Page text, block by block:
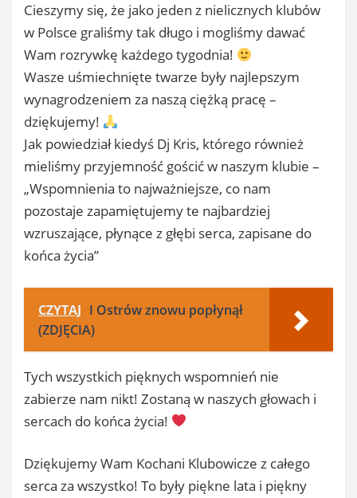
Cieszymy się, że jako jeden z nielicznych klubów
w Polsce graliśmy tak długo i mogliśmy dawać
Wam rozrywkę każdego tygodnia!
Wasze uśmiechnięte twarze były najlepszym
wynagrodzeniem za naszą ciężką pracę –
dziękujemy!
Jak powiedział kiedyś Dj Kris, którego również
mieliśmy przyjemność gościć w naszym klubie –
„Wspomnienia to najważniejsze, co nam
pozostaje zapamiętujemy te najbardziej
wzruszające, płynące z głębi serca, zapisane do
końca życia”
CZYTAJ I Ostrów znowu popłynął
(ZDJĘCIA)
Tych wszystkich pięknych wspomnień nie
zabierze nam nikt! Zostaną w naszych głowach i
sercach do końca życia!
Dziękujemy Wam Kochani Klubowicze z całego
serca za wszystko! To były piękne lata i piękny